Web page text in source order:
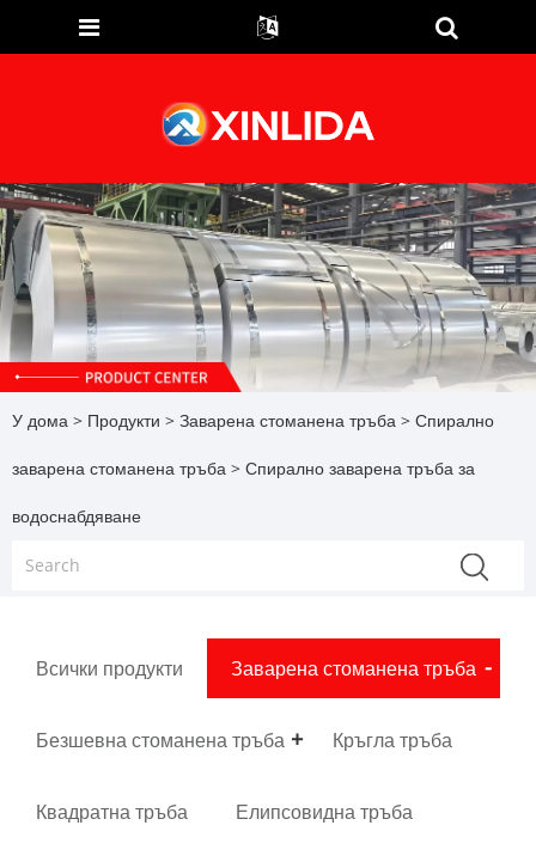
У дома > Продукти > Заварена стоманена тръба > Спирално
заварена стоманена тръба > Спирално заварена тръба за
водоснабдяване
Всички продукти Заварена стоманена тръба
Безшевна стоманена тръба Кръгла тръба
Квадратна тръба Елипсовидна тръба